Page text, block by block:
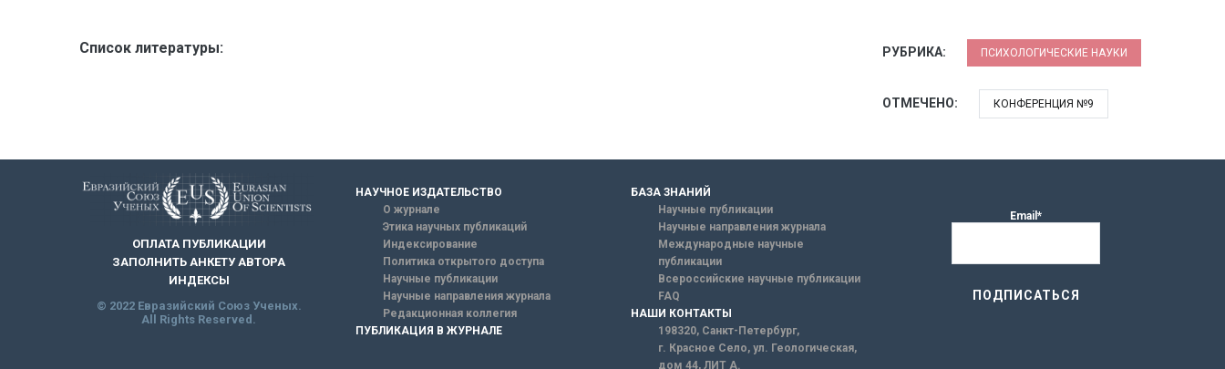
Список литературы: РУБРИКА: ПСИХОЛОГИЧЕСКИЕ НАУКИ
ОТМЕЧЕНО: КОНФЕРЕНЦИЯ №9
ОПЛАТА ПУБЛИКАЦИИ
ЗАПОЛНИТЬ АНКЕТУ АВТОРА
ИНДЕКСЫ
© 2022 Евразийский Союз Ученых.
All Rights Reserved.
НАУЧНОЕ ИЗДАТЕЛЬСТВО
О журнале
Этика научных публикаций
Индексирование
Политика открытого доступа
Научные публикации
Научные направления журнала
Редакционная коллегия
ПУБЛИКАЦИЯ В ЖУРНАЛЕ
БАЗА ЗНАНИЙ
Научные публикации
Научные направления журнала
Международные научные
публикации
Всероссийские научные публикации
FAQ
НАШИ КОНТАКТЫ
198320, Санкт-Петербург,
г. Красное Село, ул. Геологическая,
дом 44, ЛИТ А.
Email*